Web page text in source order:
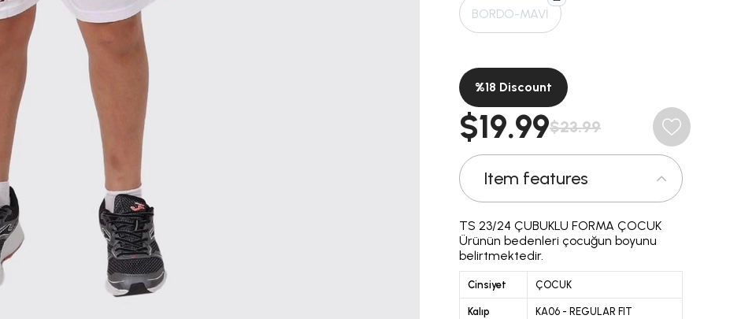
BORDO-MAVİ
%18 Discount
$23.99
$19.99
Item features
TS 23/24 ÇUBUKLU FORMA ÇOCUK
Ürünün bedenleri çocuğun boyunu
belirtmektedir.
Cinsiyet ÇOCUK
Kalıp KA06 - REGULAR FIT